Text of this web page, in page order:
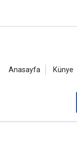
Anasayfa Künye